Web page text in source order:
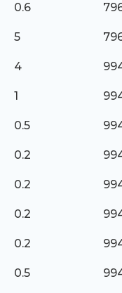
0.6
5
4
1
0.5
0.2
0.2
0.2
0.2
0.5